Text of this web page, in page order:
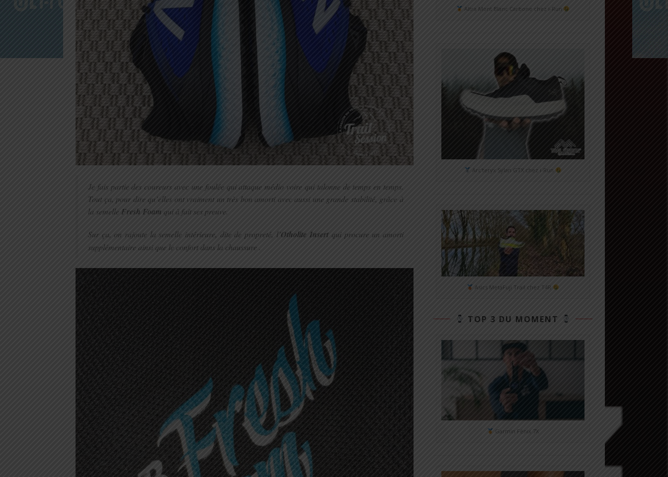
Je fais partie des coureurs avec une foulée qui attaque médio voire qui talonne de temps en temps.
Tout ça, pour dire qu’elles ont vraiment un très bon amorti avec aussi une grande stabilité, grâce à
la semelle Fresh Foam qui à fait ses preuve.
Sur ça, on rajoute la semelle intérieure, dite de propreté, l’Otholite Insert qui procure un amorti
supplémentaire ainsi que le confort dans la chaussure .
Altra Mont Blanc Carbone chez i-Run
Arc'teryx Sylan GTX chez i-Run
Asics MetaFuji Trail chez T4R
TOP 3 DU MOMENT
Garmin Fénix 7X